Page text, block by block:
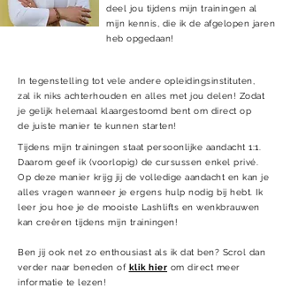
deel jou tijdens mijn trainingen al
mijn kennis, die ik de afgelopen jaren
heb opgedaan!
In tegenstelling tot vele andere opleidingsinstituten,
zal ik niks achterhouden en alles met jou delen! Zodat
je gelijk helemaal klaargestoomd bent om direct op
de juiste manier te kunnen starten!
Tijdens mijn trainingen staat persoonlijke aandacht 1:1.
Daarom geef ik (voorlopig) de cursussen enkel privé.
Op deze manier krijg jij de volledige aandacht en kan je
alles vragen wanneer je ergens hulp nodig bij hebt. Ik
leer jou hoe je de mooiste Lashlifts en wenkbrauwen
kan creëren tijdens mijn trainingen!
Ben jij ook net zo enthousiast als ik dat ben? Scrol dan
verder naar beneden of klik hier om direct meer
informatie te lezen!